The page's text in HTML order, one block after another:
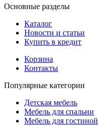
Основные разделы
Каталог
Новости и статьи
Купить в кредит
Корзина
Контакты
Популярные категории
Детская мебель
Мебель для спальни
Мебель для гостиной